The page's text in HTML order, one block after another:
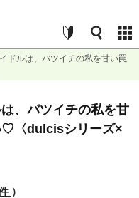
ドルは、バツイチの私を甘い罠
、バツイチの私を甘
♡〈dulcisシリーズ×
）